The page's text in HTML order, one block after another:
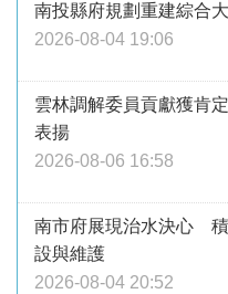
南投縣府規劃重建綜合
2026-08-04 19:06
雲林調解委員貢獻獲肯
表揚
2026-08-06 16:58
南市府展現治水決心
設與維護
2026-08-04 20:52